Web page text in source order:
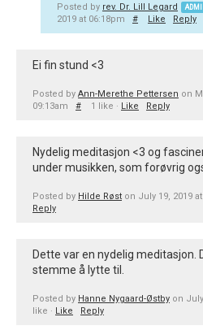
Posted by rev. Dr. Lill Legard
2019 at 06:18pm
# Like Reply
Ei fin stund <3
Posted by Ann-Merethe Pettersen on
09:13am
# 1 like · Like Reply
Nydelig meditasjon <3 og
under musikken, som forøvrig
Posted by Hilde Røst on July 19, 2019
Reply
Dette var en nydelig meditasjon.
stemme å lytte til.
Posted by Hanne Nygaard-Østby on
like · Like Reply